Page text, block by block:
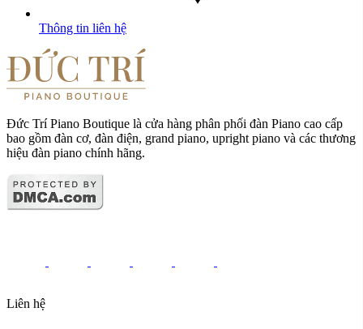
Thông tin liên hệ
Đức Trí Piano Boutique là cửa hàng phân phối đàn Piano cao cấp
bao gồm đàn cơ, đàn điện, grand piano, upright piano và các thương
hiệu đàn piano chính hãng.
Liên hệ